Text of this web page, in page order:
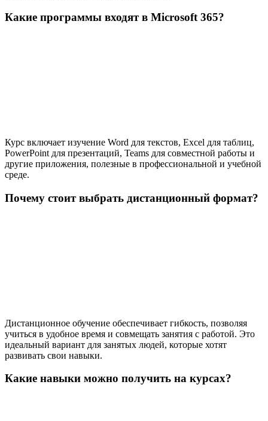
Какие программы входят в Microsoft 365?
Курс включает изучение Word для текстов, Excel для таблиц,
PowerPoint для презентаций, Teams для совместной работы и
другие приложения, полезные в профессиональной и учебной
среде.
Почему стоит выбрать дистанционный формат?
Дистанционное обучение обеспечивает гибкость, позволяя
учиться в удобное время и совмещать занятия с работой. Это
идеальный вариант для занятых людей, которые хотят
развивать свои навыки.
Какие навыки можно получить на курсах?